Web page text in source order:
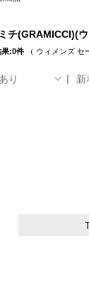
チ(GRAMICCI)(
:0件（ ウィメンズ セ
り 新